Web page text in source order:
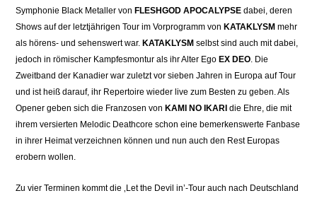
Symphonie Black Metaller vonFLESHGOD APOCALYPSE dabei, deren
Shows auf der letztjährigen Tour im Vorprogramm vonKATAKLYSM mehr
als hörens- und sehenswert war.KATAKLYSM selbst sind auch mit dabei,
jedoch in römischer Kampfesmontur als ihr Alter EgoEX DEO . Die
Zweitband der Kanadier war zuletzt vor sieben Jahren in Europa auf Tour
und ist heiß darauf, ihr Repertoire wieder live zum Besten zu geben. Als
Opener geben sich die Franzosen vonKAMI NO IKARI die Ehre, die mit
ihrem versierten Melodic Deathcore schon eine bemerkenswerte Fanbase
in ihrer Heimat verzeichnen können und nun auch den Rest Europas
erobern wollen.
Zu vier Terminen kommt die ‚Let the Devil in’-Tour auch nach Deutschland